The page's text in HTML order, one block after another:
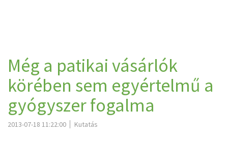
Még a patikai vásárlók
körében sem egyértelmű a
gyógyszer fogalma
2013-07-18 11:22:00 Kutatás